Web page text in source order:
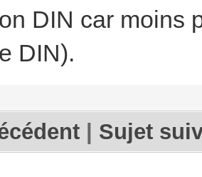
DIN car moins
DIN).
Sujet